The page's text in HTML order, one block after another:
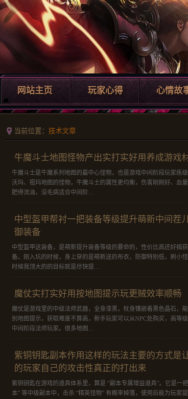
网站主页 玩家心得 心情故
当前位置： 技术文章
牛魔斗士地图怪物产出实打实好用养成游戏
牛魔斗士是牛魔系列地图的最中心怪物，也是游戏中间阶段玩家练
沃玛、祖玛地图的怪物，牛魔斗士的属性更均衡，伤害刚刚好、血
肥得流油，没毛病适合中间阶…
中型盔甲帮衬一把装备等级提升萌新中间茬
御装备
中型盔甲这装备，是萌新提升装备等级的要命的，性价比高还好搞
备。刚入坑的时候，身上穿的是萌新送的布衣，防御特别低，刷小
时候我顶大的的目标就是尽快提…
魔仗实打实好用按地图提示玩更贼效率顺畅
魔仗是游戏里的中级法师武器，全身漆黑，杖身镶嵌着黑色晶石，
别地图提示，获取难度不算高，新手玩家可以从NPC处购买，高等
中间阶段法师玩家。很多地图…
紫铜钥匙副本作用这样的玩法主要的方式是
的玩家自己的攻击性真正的打出来
紫铜钥匙在游戏的道具体系里，算是 “副本专属增益道具”。它是一
本” 等中级副本中，击杀 “精英怪物” 有概率掉落，使用后能为玩家